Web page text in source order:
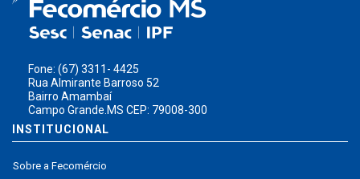
Fone: (67) 3311- 4425
Rua Almirante Barroso 52
Bairro Amambaí
Campo Grande.MS CEP: 79008-300
INSTITUCIONAL
Sobre a Fecomércio